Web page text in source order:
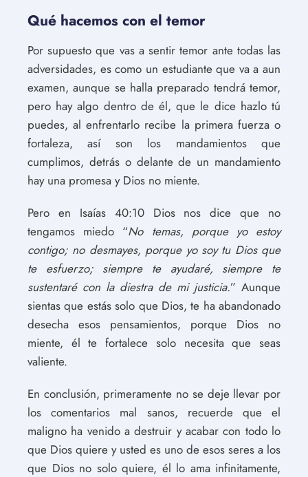
Qué hacemos con el temor
Por supuesto que vas a sentir temor ante todas las
adversidades, es como un estudiante que va a aun
examen, aunque se halla preparado tendrá temor,
pero hay algo dentro de él, que le dice hazlo tú
puedes, al enfrentarlo recibe la primera fuerza o
fortaleza, así son los mandamientos que
cumplimos, detrás o delante de un mandamiento
hay una promesa y Dios no miente.
Pero en Isaías 40:10 Dios nos dice que no
tengamos miedo “No temas, porque yo estoy
contigo; no desmayes, porque yo soy tu Dios que
te esfuerzo; siempre te ayudaré, siempre te
sustentaré con la diestra de mi justicia.” Aunque
sientas que estás solo que Dios, te ha abandonado
desecha esos pensamientos, porque Dios no
miente, él te fortalece solo necesita que seas
valiente.
En conclusión, primeramente no se deje llevar por
los comentarios mal sanos, recuerde que el
maligno ha venido a destruir y acabar con todo lo
que Dios quiere y usted es uno de esos seres a los
que Dios no solo quiere, él lo ama infinitamente,